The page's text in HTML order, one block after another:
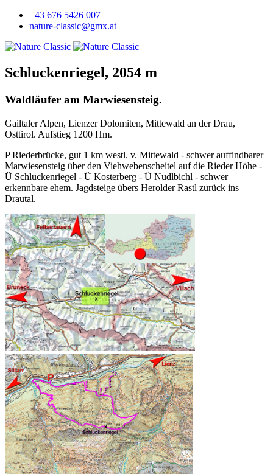
+43 676 5426 007
nature-classic@gmx.at
Schluckenriegel, 2054 m
Waldläufer am Marwiesensteig.
Gailtaler Alpen, Lienzer Dolomiten, Mittewald an der Drau,
Osttirol. Aufstieg 1200 Hm.
P Riederbrücke, gut 1 km westl. v. Mittewald - schwer auffindbarer
Marwiesensteig über den Viehwebenscheitel auf die Rieder Höhe -
Ü Schluckenriegel - Ü Kosterberg - Ü Nudlbichl - schwer
erkennbare ehem. Jagdsteige übers Herolder Rastl zurück ins
Drautal.